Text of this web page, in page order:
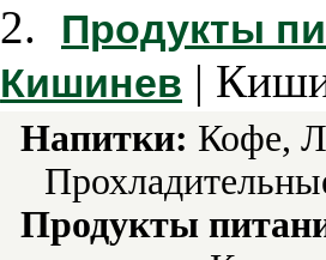
2.
Продукты
Кишинев |
Напитки: Кофе,
Продукты